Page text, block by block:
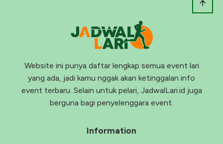
Website ini punya daftar lengkap semua event lari
yang ada, jadi kamu nggak akan ketinggalan info
event terbaru. Selain untuk pelari, JadwalLari.id juga
berguna bagi penyelenggara event.
Information